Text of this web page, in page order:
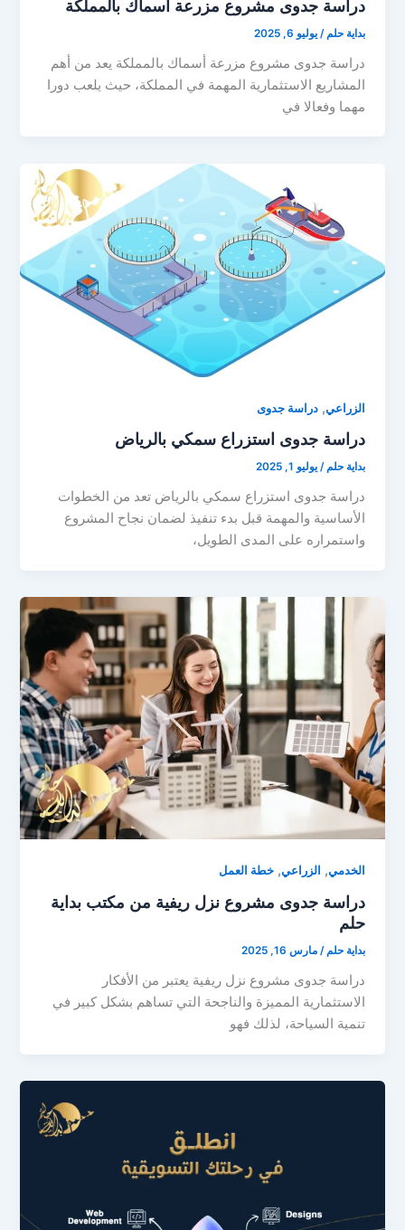
دراسة جدوى مشروع مزرعة أسماك بالمملكة
بداية حلم/يوليو 6, 2025
دراسة جدوى مشروع مزرعة أسماك بالمملكة يعد من أهم
المشاريع الاستثمارية المهمة في المملكة، حيث يلعب دورا
مهما وفعالا في
الزراعي,دراسة جدوى
دراسة جدوى استزراع سمكي بالرياض
بداية حلم/يوليو 1, 2025
دراسة جدوى استزراع سمكي بالرياض تعد من الخطوات
الأساسية والمهمة قبل بدء تنفيذ لضمان نجاح المشروع
واستمراره على المدى الطويل،
الخدمي, الزراعي,خطة العمل
دراسة جدوى مشروع نزل ريفية من مكتب بداية
حلم
بداية حلم/مارس 16, 2025
دراسة جدوى مشروع نزل ريفية يعتبر من الأفكار
الاستثمارية المميزة والناجحة التي تساهم بشكل كبير في
تنمية السياحة، لذلك فهو